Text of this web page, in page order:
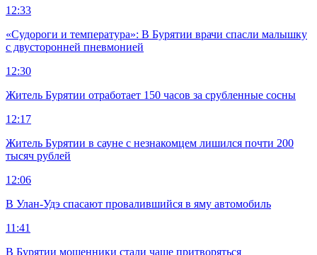
12:33
«Судороги и температура»: В Бурятии врачи спасли малышку
с двусторонней пневмонией
12:30
Житель Бурятии отработает 150 часов за срубленные сосны
12:17
Житель Бурятии в сауне с незнакомцем лишился почти 200
тысяч рублей
12:06
В Улан-Удэ спасают провалившийся в яму автомобиль
11:41
В Бурятии мошенники стали чаще притворяться